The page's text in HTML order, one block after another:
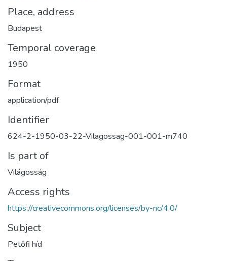
Place, address
Budapest
Temporal coverage
1950
Format
application/pdf
Identifier
624-2-1950-03-22-Vilagossag-001-001-m740
Is part of
Világosság
Access rights
https://creativecommons.org/licenses/by-nc/4.0/
Subject
Petőfi híd